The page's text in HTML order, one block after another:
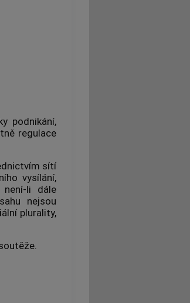
podnikání,
regulace
sítí
vysílání,
li dále
nejsou
plurality,